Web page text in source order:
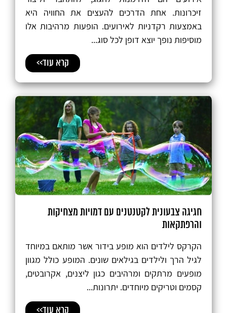
זיכרונות. אחת הדרכים להעצים את החוויה היא
באמצעות רקדניות לאירועים. הופעות מרהיבות אלו
מוסיפות נופך יוצא דופן לכל סוג...
קרא עוד>>
חגיגה צבעונית לקטנטנים עם דמויות מצחיקות
והרפתקאות
הקרקס לילדים הוא מופע בידור אשר מותאם במיוחד
לגיל הרך ולילדים בגילאים שונים. המופע כולל מגוון
מופעים מרתקים ומרהיבים כגון ליצנים, אקרובטים,
קסמים וטריקים מיוחדים. יתרונות...
קרא עוד>>